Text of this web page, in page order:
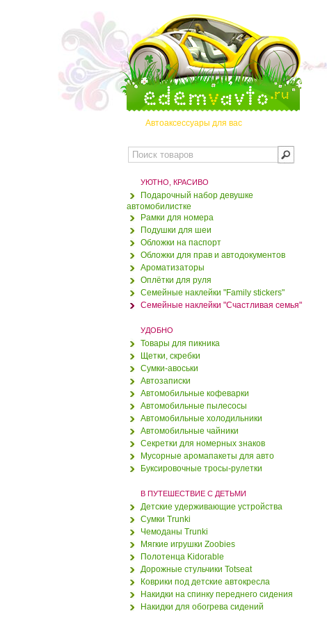
Автоаксессуары для вас
УЮТНО, КРАСИВО
Подарочный набор девушке
автомобилистке
Рамки для номера
Подушки для шеи
Обложки на паспорт
Обложки для прав и автодокументов
Ароматизаторы
Оплётки для руля
Семейные наклейки "Family stickers"
Семейные наклейки "Счастливая семья"
УДОБНО
Товары для пикника
Щетки, скребки
Сумки-авоськи
Автозаписки
Автомобильные кофеварки
Автомобильные пылесосы
Автомобильные холодильники
Автомобильные чайники
Секретки для номерных знаков
Мусорные аромапакеты для авто
Буксировочные тросы-рулетки
В ПУТЕШЕСТВИЕ С ДЕТЬМИ
Детские удерживающие устройства
Сумки Trunki
Чемоданы Trunki
Мягкие игрушки Zoobies
Полотенца Kidorable
Дорожные стульчики Totseat
Коврики под детские автокресла
Накидки на спинку переднего сидения
Накидки для обогрева сидений